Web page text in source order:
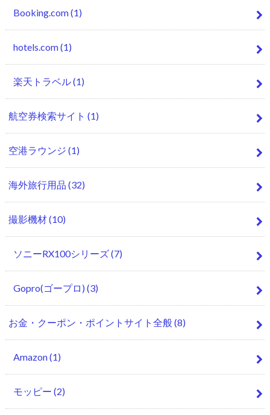
Booking.com(1)
hotels.com(1)
楽天トラベル(1)
航空券検索サイト (1)
空港ラウンジ (1)
海外旅行用品 (32)
撮影機材(10)
ソニーRX100シリーズ(7)
Gopro(ゴープロ) (3)
お金・クーポン・ポイントサイト全般(8)
Amazon(1)
モッピー (2)